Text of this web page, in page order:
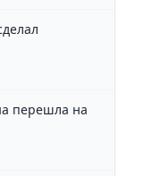
перешла на